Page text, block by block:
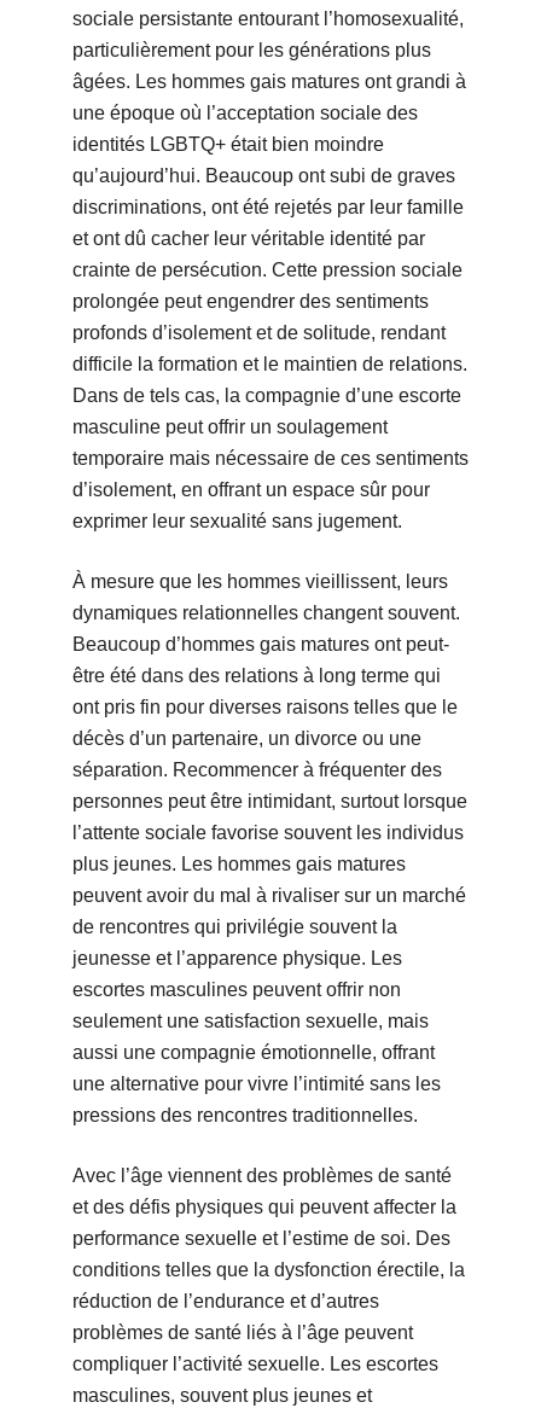
sociale persistante entourant l’homosexualité,
particulièrement pour les générations plus
âgées. Les hommes gais matures ont grandi à
une époque où l’acceptation sociale des
identités LGBTQ+ était bien moindre
qu’aujourd’hui. Beaucoup ont subi de graves
discriminations, ont été rejetés par leur famille
et ont dû cacher leur véritable identité par
crainte de persécution. Cette pression sociale
prolongée peut engendrer des sentiments
profonds d’isolement et de solitude, rendant
difficile la formation et le maintien de relations.
Dans de tels cas, la compagnie d’une escorte
masculine peut offrir un soulagement
temporaire mais nécessaire de ces sentiments
d’isolement, en offrant un espace sûr pour
exprimer leur sexualité sans jugement.
À mesure que les hommes vieillissent, leurs
dynamiques relationnelles changent souvent.
Beaucoup d’hommes gais matures ont peut-
être été dans des relations à long terme qui
ont pris fin pour diverses raisons telles que le
décès d’un partenaire, un divorce ou une
séparation. Recommencer à fréquenter des
personnes peut être intimidant, surtout lorsque
l’attente sociale favorise souvent les individus
plus jeunes. Les hommes gais matures
peuvent avoir du mal à rivaliser sur un marché
de rencontres qui privilégie souvent la
jeunesse et l’apparence physique. Les
escortes masculines peuvent offrir non
seulement une satisfaction sexuelle, mais
aussi une compagnie émotionnelle, offrant
une alternative pour vivre l’intimité sans les
pressions des rencontres traditionnelles.
Avec l’âge viennent des problèmes de santé
et des défis physiques qui peuvent affecter la
performance sexuelle et l’estime de soi. Des
conditions telles que la dysfonction érectile, la
réduction de l’endurance et d’autres
problèmes de santé liés à l’âge peuvent
compliquer l’activité sexuelle. Les escortes
masculines, souvent plus jeunes et